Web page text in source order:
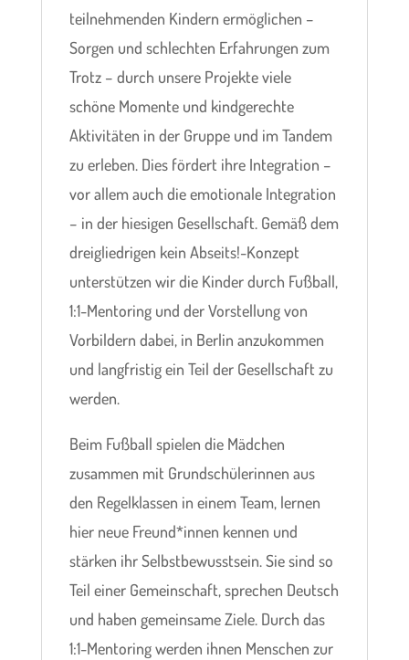
teilnehmenden Kindern ermöglichen –
Sorgen und schlechten Erfahrungen zum
Trotz – durch unsere Projekte viele
schöne Momente und kindgerechte
Aktivitäten in der Gruppe und im Tandem
zu erleben. Dies fördert ihre Integration –
vor allem auch die emotionale Integration
– in der hiesigen Gesellschaft. Gemäß dem
dreigliedrigen kein Abseits!-Konzept
unterstützen wir die Kinder durch Fußball,
1:1-Mentoring und der Vorstellung von
Vorbildern dabei, in Berlin anzukommen
und langfristig ein Teil der Gesellschaft zu
werden.
Beim Fußball spielen die Mädchen
zusammen mit Grundschülerinnen aus
den Regelklassen in einem Team, lernen
hier neue Freund*innen kennen und
stärken ihr Selbstbewusstsein. Sie sind so
Teil einer Gemeinschaft, sprechen Deutsch
und haben gemeinsame Ziele. Durch das
1:1-Mentoring werden ihnen Menschen zur